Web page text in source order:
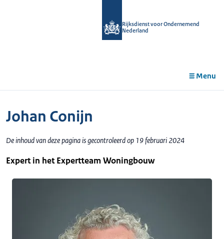
Rijksdienst voor Ondernemend
Nederland
Menu
Johan Conijn
De inhoud van deze pagina is gecontroleerd op 19 februari 2024
Expert in het Expertteam Woningbouw